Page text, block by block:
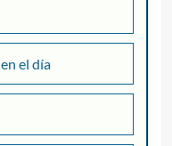
el día